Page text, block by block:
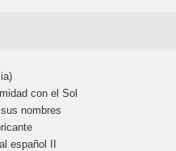
con el Sol
nombres
español II